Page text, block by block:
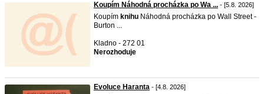
Koupím Náhodná procházka po Wa ... - [5.8. 2026]
Koupím knihu Náhodná procházka po Wall Street -
Burton ...
Kladno - 272 01
Nerozhoduje
Evoluce Haranta - [4.8. 2026]